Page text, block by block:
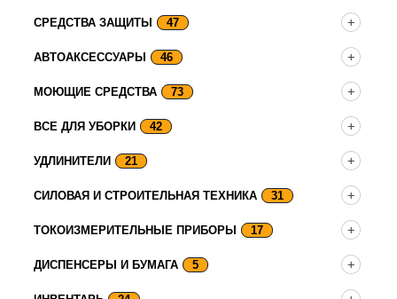
СРЕДСТВА ЗАЩИТЫ 47
АВТОАКСЕССУАРЫ 46
МОЮЩИЕ СРЕДСТВА 73
ВСЕ ДЛЯ УБОРКИ 42
УДЛИНИТЕЛИ 21
СИЛОВАЯ И СТРОИТЕЛЬНАЯ ТЕХНИКА 31
ТОКОИЗМЕРИТЕЛЬНЫЕ ПРИБОРЫ 17
ДИСПЕНСЕРЫ И БУМАГА 5